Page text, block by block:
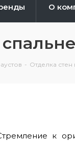
О
- Отделка
к